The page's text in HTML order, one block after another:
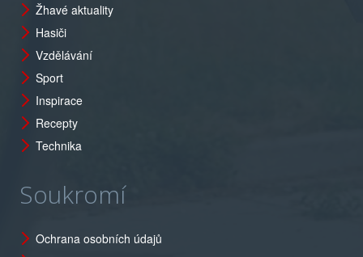
Žhavé aktuality
Hasiči
Vzdělávání
Sport
Inspirace
Recepty
Technika
Soukromí
Ochrana osobních údajů